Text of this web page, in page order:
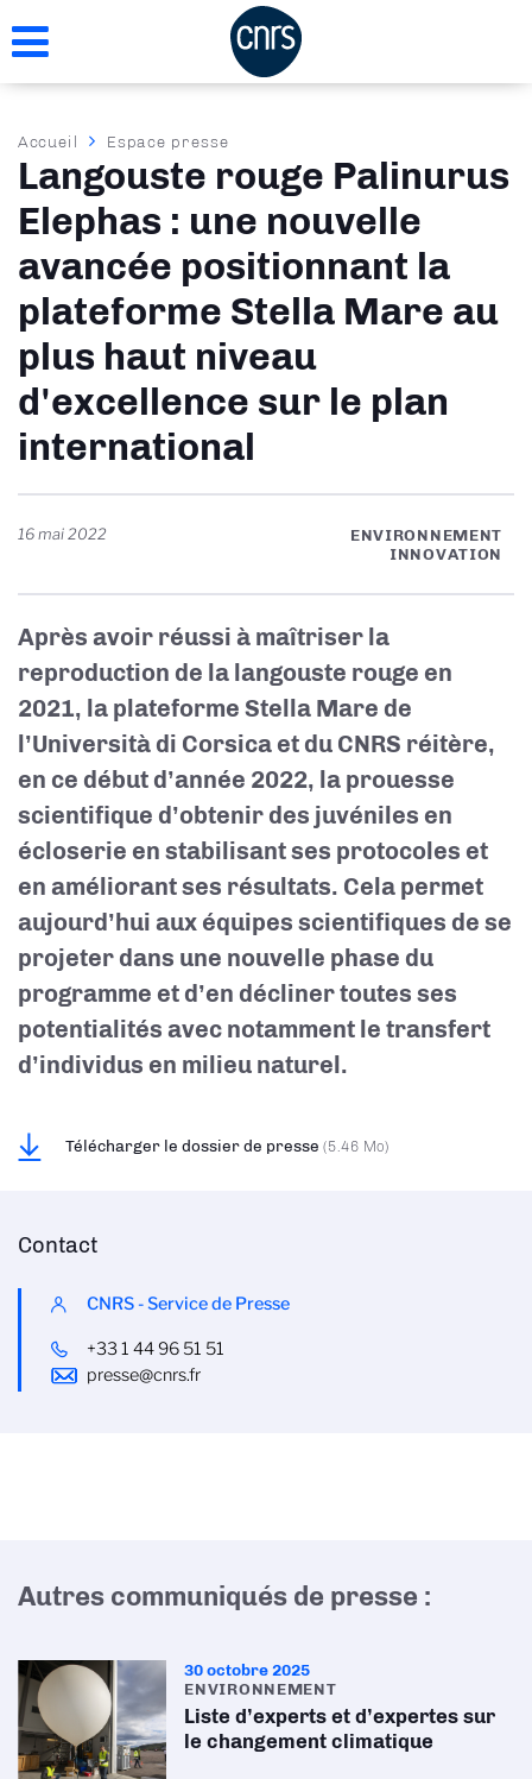
au
Fil
d'Ariane
Accueil Espace presse
Langouste rouge Palinurus
Elephas : une nouvelle
avancée positionnant la
plateforme Stella Mare au
plus haut niveau
d'excellence sur le plan
international
16 mai 2022
ENVIRONNEMENT
INNOVATION
Après avoir réussi à maîtriser la
reproduction de la langouste rouge en
2021, la plateforme Stella Mare de
l’Università di Corsica et du CNRS réitère,
en ce début d’année 2022, la prouesse
scientifique d’obtenir des juvéniles en
écloserie en stabilisant ses protocoles et
en améliorant ses résultats. Cela permet
aujourd’hui aux équipes scientifiques de se
projeter dans une nouvelle phase du
programme et d’en décliner toutes ses
potentialités avec notamment le transfert
d’individus en milieu naturel.
Télécharger le dossier de presse (5.46 Mo)
Contact
CNRS - Service de Presse
+33 1 44 96 51 51
presse@cnrs.fr
Autres communiqués de presse :
30 octobre 2025
ENVIRONNEMENT
Liste d’experts et d’expertes sur
le changement climatique